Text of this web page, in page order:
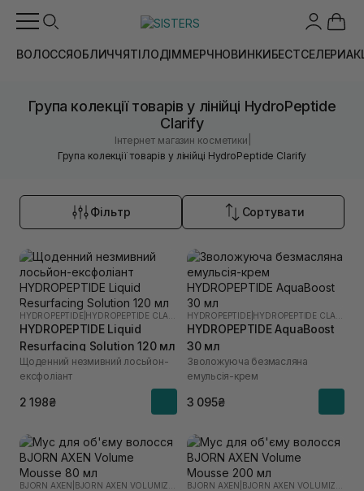
ВОЛОССЯОБЛИЧЧЯТІЛОДІММЕРЧНОВИНКИБЕСТСЕЛЕРИ
Група колекції товарів у лінійці HydroPeptide
Clarify
Інтернет магазин косметики
Група колекції товарів у лінійці HydroPeptide Clarify
Фільтр Сортувати
HYDROPEPTIDE
HYDROPEPTIDE Liquid
Resurfacing Solution 120 мл
Щоденний незмивний лосьйон-
ексфоліант
2 198₴
HYDROPEPTIDE
HYDROPEPTIDE AquaBoost
30 мл
Зволожуюча безмасляна
емульсія-крем
3 095₴
BJORN AXEN BJORN AXEN